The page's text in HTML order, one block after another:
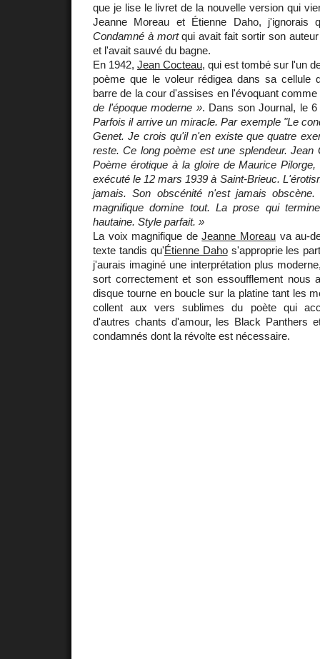
que je lise le livret de la nouvelle version qui
Jeanne Moreau et Étienne Daho, j'ignorais
Condamné à mortqui avait fait sortir son
et l'avait sauvé du bagne.
En 1942, Jean Cocteau, qui est tombé sur l'un
poème que le voleur rédigea dans sa cellule
barre de la cour d'assises en l'évoquant comme
de l'époque moderne ». Dans son Journal, le
Parfois il arrive un miracle. Par exemple "Le
Genet. Je crois qu'il n'en existe que quatre
reste. Ce long poème est une splendeur. Jean
Poème érotique à la gloire de Maurice
exécuté le 12 mars 1939 à Saint-Brieuc.
jamais. Son obscénité n'est jamais
magnifique domine tout. La prose qui
hautaine. Style parfait. »
La voix magnifique deJeanne Moreauva au-
texte tandis qu'Étienne Dahos'approprie les
j'aurais imaginé une interprétation plus
sort correctement et son essoufflement nous
disque tourne en boucle sur la platine tant les
collent aux vers sublimes du poète qui
d'autres chants d'amour, les Black Panthers
condamnés dont la révolte est nécessaire.